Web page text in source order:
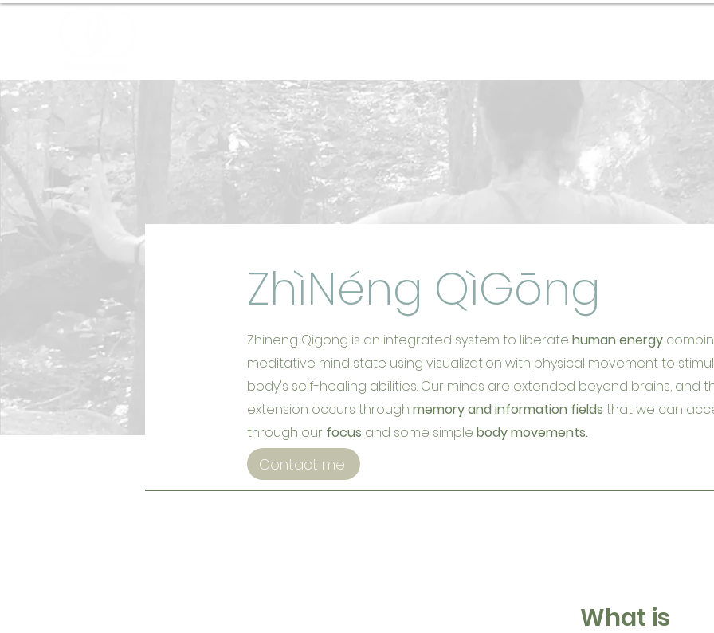
ZhìNéng QìGōng
Zhineng Qigong is an integrated system to liberate human energy
meditative mind state using visualization with physical movement to
body's self-healing abilities. Our minds are extended beyond brains, and
extension occurs through memory and information fields that we can
through our focus and some simple body movements.
Contact me
What is